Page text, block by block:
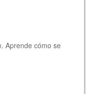
Aprende cómo se